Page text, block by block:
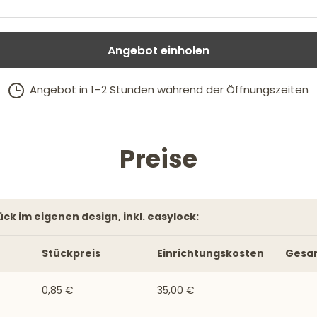
Angebot einholen
Angebot in 1–2 Stunden während der Öffnungszeiten
Preise
im eigenen design, inkl. easylock:
Stückpreis Einrichtungskosten
0,85 € 35,00 €